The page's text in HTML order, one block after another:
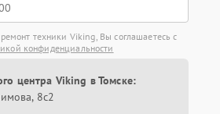
техники Viking, Вы соглашаетесь с
конфиденциальности
центра Viking в Томске:
8с2